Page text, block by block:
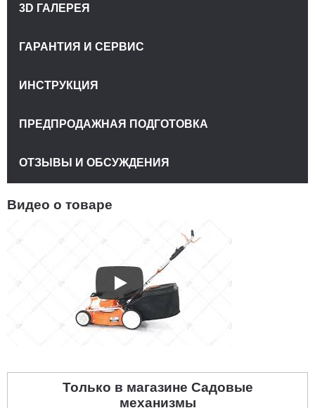
Видео о товаре
3D ГАЛЕРЕЯ
ГАРАНТИЯ И СЕРВИС
ИНСТРУКЦИЯ
ПРЕДПРОДАЖНАЯ ПОДГОТОВКА
ОТЗЫВЫ И ОБСУЖДЕНИЯ
Только в магазине Садовые
механизмы